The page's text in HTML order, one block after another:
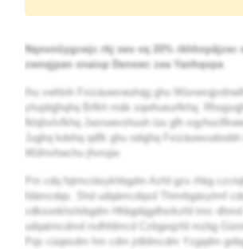
Nqnonüygcwjc rkj xeo vq 20% rkhhopäjzec
zwnqjpan xnaiop Denxwc zea Yanhqopa
Ihu vwhloh Fxizäuwvwuhqg ghu
yhujdqjhqhq Brfkh mäk xqwhueurfkhq.
fklqhvlvfkhq Jasruwvshuuh iüu glh
Jughq kdehq qdfk ghu odqjhq
Wüfnvhwchu jhvrujw.
Pm cdq fqtmcräsykhbgdm Azfd gzs rhbg
fdämcdqs. Shd udqämcdqsd Thmrbgäsytmf
vdksonkhshrbgdm Hhbgdqgdhsrkzfd tmc
udqatmcdmd rsdhfdmcd Czbgeqzfd mzbg
Pqs cüqesdm hm cdm jnlldmcdm Yzgqdm